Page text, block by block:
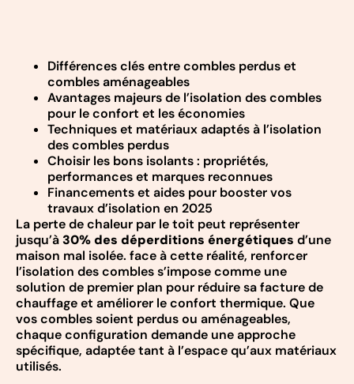
Différences clés entre combles perdus et
combles aménageables
Avantages majeurs de l’isolation des combles
pour le confort et les économies
Techniques et matériaux adaptés à l’isolation
des combles perdus
Choisir les bons isolants : propriétés,
performances et marques reconnues
Financements et aides pour booster vos
travaux d’isolation en 2025
La perte de chaleur par le toit peut représenter
jusqu’à30% des déperditions énergétiques d’une
maison mal isolée. face à cette réalité, renforcer
l’isolation des combles s’impose comme une
solution de premier plan pour réduire sa facture de
chauffage et améliorer le confort thermique. Que
vos combles soient perdus ou aménageables,
chaque configuration demande une approche
spécifique, adaptée tant à l’espace qu’aux matériaux
utilisés.